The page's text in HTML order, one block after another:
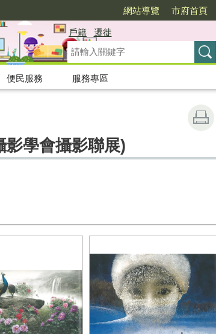
網站導覽 市府首頁
戶籍
遷徙
便民服務
服務專區
影學會攝影聯展)